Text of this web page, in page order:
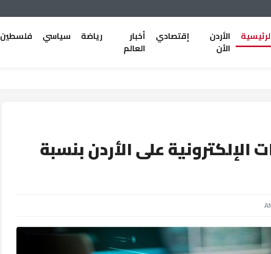
الأردن
الأن
إقتصادي
أخبار
العالم
رياضة سياسي فلسطين
الإلكترونية على الأردن بنسبة